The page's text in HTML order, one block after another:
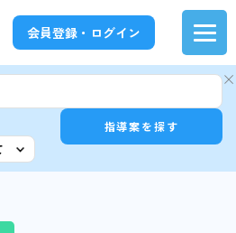
会員登録・ログイン
指導案を探す